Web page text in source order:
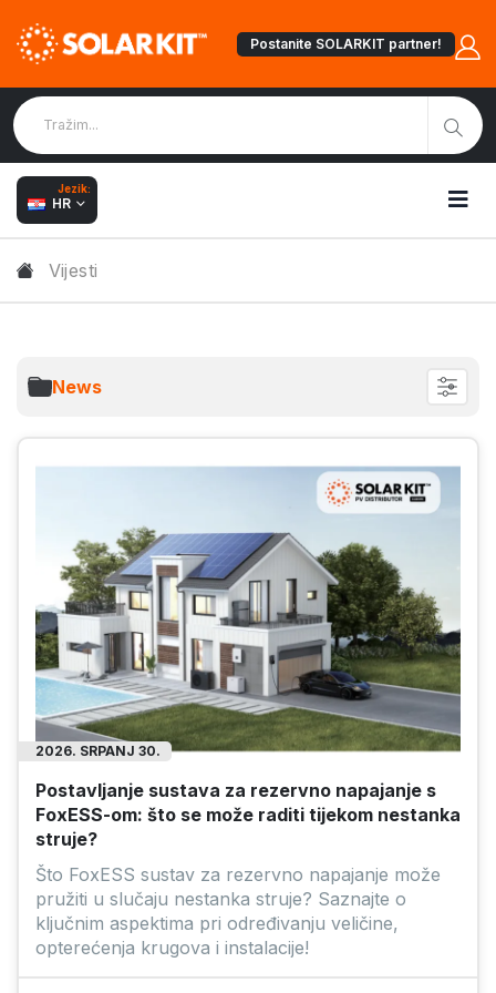
Postanite SOLARKIT partner!
Jezik:
HR
Vijesti
News
2026. SRPANJ 30.
Postavljanje sustava za rezervno napajanje s
FoxESS-om: što se može raditi tijekom nestanka
struje?
Što FoxESS sustav za rezervno napajanje može
pružiti u slučaju nestanka struje? Saznajte o
ključnim aspektima pri određivanju veličine,
opterećenja krugova i instalacije!
Na zalihi
Ponuda istječe: 2026.09.10.
Na zalihi
Ponuda istječe: 2026.09.10.